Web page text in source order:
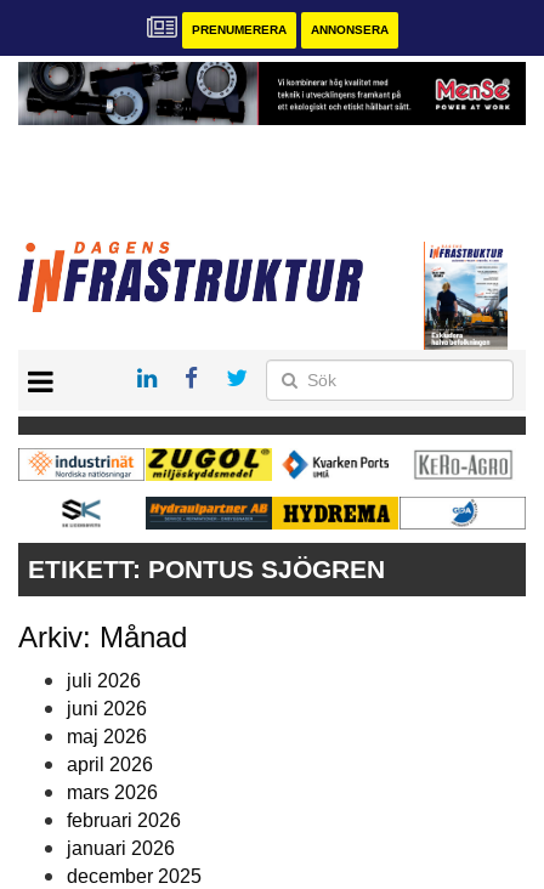
PRENUMERERA ANNONSERA
KONTAKT
VÅRA ANDRA MAGASIN
PRENUMERERA
ANNONSERA
ETIKETT: PONTUS SJÖGREN
Arkiv: Månad
juli 2026
juni 2026
maj 2026
april 2026
mars 2026
februari 2026
januari 2026
december 2025